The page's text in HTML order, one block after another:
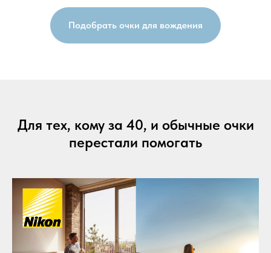
Подобрать очки для вождения
Для тех, кому за 40, и обычные очки
перестали помогать